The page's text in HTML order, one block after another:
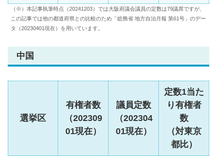
（※）本記事執筆時点（20241203）では大阪府議会議員の定数は79議席ですが、
この記事では他の都道府県との比較のため「総務省 地方自治月報 第61号」のデー
タ（20230401現在）を用いています。
中国
選挙区
有権者数
（202309
01現在）
議員定数
（202304
01現在）
定数1当た
り有権者
数
（対東京
都比）